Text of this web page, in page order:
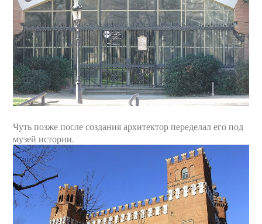
Чуть позже после создания архитектор переделал его под
музей истории.